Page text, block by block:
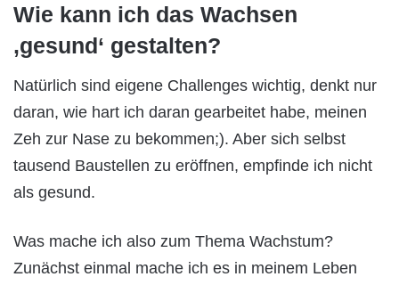
Wie kann ich das Wachsen
‚gesund‘ gestalten?
Natürlich sind eigene Challenges wichtig, denkt nur
daran, wie hart ich daran gearbeitet habe, meinen
Zeh zur Nase zu bekommen;). Aber sich selbst
tausend Baustellen zu eröffnen, empfinde ich nicht
als gesund.
Was mache ich also zum Thema Wachstum?
Zunächst einmal mache ich es in meinem Leben